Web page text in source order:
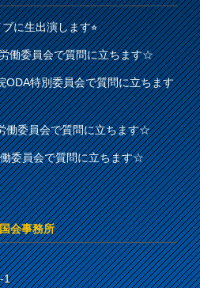
に生出演します⭐︎
働委員会で質問に立ちます☆
特別委員会で質問に立ちます
働委員会で質問に立ちます☆
委員会で質問に立ちます☆
会事務所
1